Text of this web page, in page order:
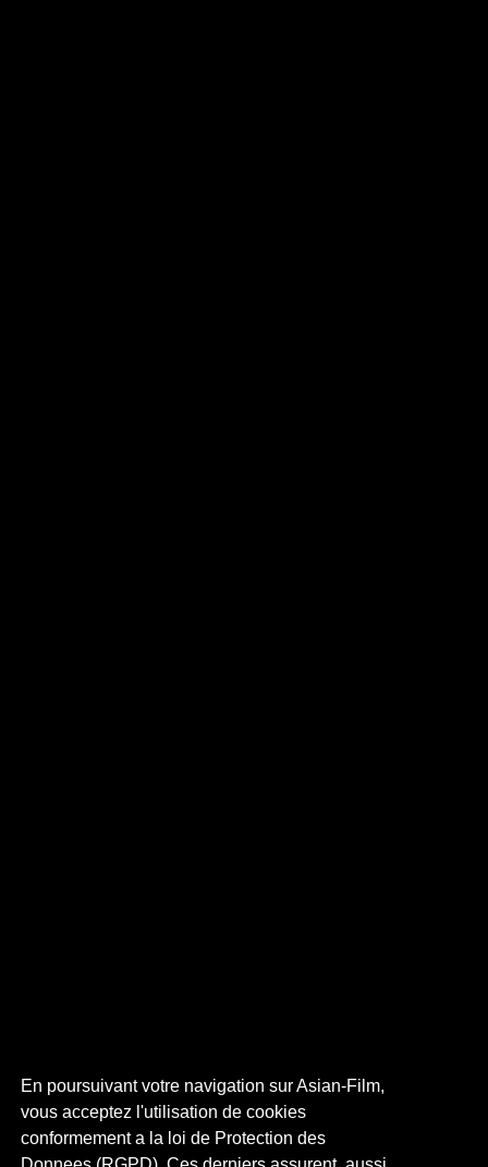
En poursuivant votre navigation sur Asian-Film,
vous acceptez l'utilisation de cookies
conformement a la loi de Protection des